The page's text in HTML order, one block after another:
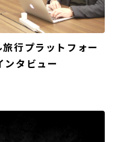
行プラットフォー
タビュー